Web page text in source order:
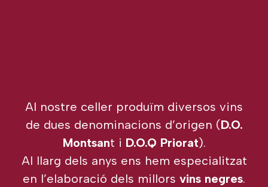
Al nostre celler produïm diversos vins
de dues denominacions d’origen (D.O.
Montsant i D.O.Q Priorat).
Al llarg dels anys ens hem especialitzat
en l’elaboració dels millors vins negres.